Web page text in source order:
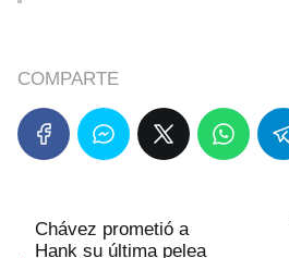
COMPARTE
Chávez prometió a
Hank su última pelea